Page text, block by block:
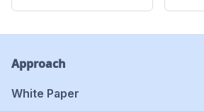
Approach
White Paper